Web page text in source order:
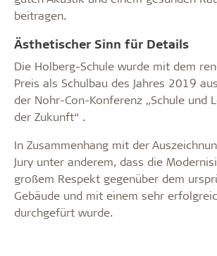
beitragen.
Ästhetischer Sinn für Details
Die Holberg-Schule wurde mit dem
Preis als Schulbau des Jahres 2019
der Nohr-Con-Konferenz „Schule und
der Zukunft“ .
In Zusammenhang mit der
Jury unter anderem, dass die
großem Respekt gegenüber dem
Gebäude und mit einem sehr
durchgefürt wurde.